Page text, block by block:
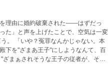
理由に婚約破棄された――はずだっ
た」と声を上げたことで、空気は一変
下を"ざまあ王子"にしようなんて、百
ぁし返す話"です。主従モノに近いの